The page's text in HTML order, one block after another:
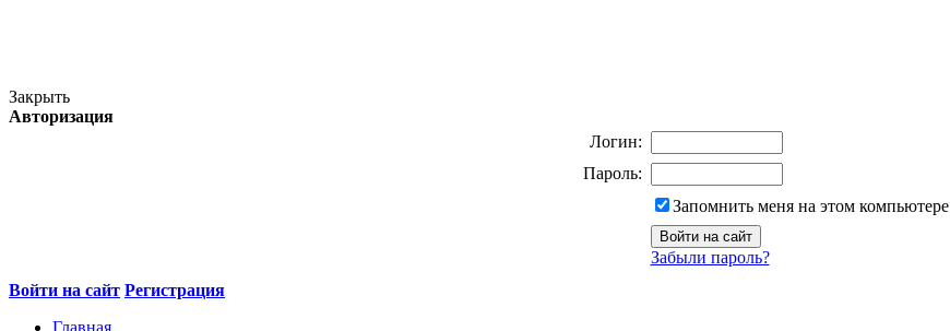
Закрыть
Авторизация
Логин:
Пароль:
Запомнить меня на этом компьютере
Забыли пароль?
Войти на сайт Регистрация
Главная